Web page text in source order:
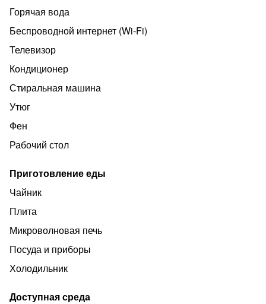
Горячая вода
Беспроводной интернет (Wi‑Fi)
Телевизор
Кондиционер
Стиральная машина
Утюг
Фен
Рабочий стол
Приготовление еды
Чайник
Плита
Микроволновая печь
Посуда и приборы
Холодильник
Доступная среда